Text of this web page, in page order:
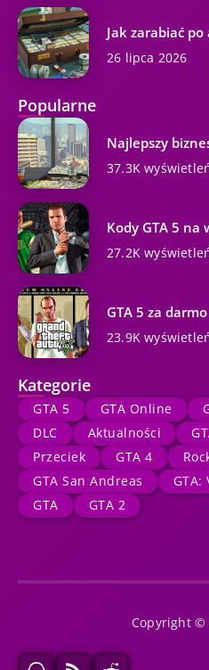
Jak zarabiać
26 lipca 2026
Popularne
Najlepszy
37.3K
Kody GTA 5 na
27.2K
GTA 5 za
23.9K
Kategorie
GTA 5 GTA Online
DLC
Aktualności
Przeciek
GTA 4
GTA San Andreas
GTA:
GTA
GTA 2
Copyright ©